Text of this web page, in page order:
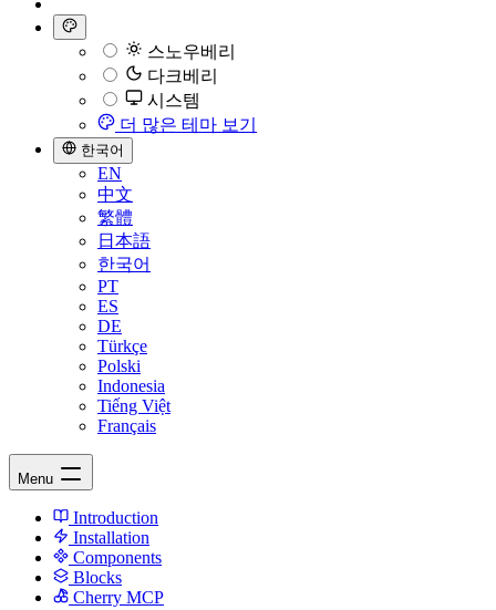
스노우베리
다크베리
시스템
더 많은 테마 보기
한국어
EN
中文
繁體
日本語
한국어
PT
ES
DE
Türkçe
Polski
Indonesia
Tiếng Việt
Français
Menu
Introduction
Installation
Components
Blocks
Cherry MCP